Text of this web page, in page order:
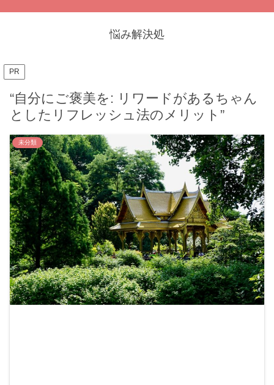
悩み解決処
PR
“自分にご褒美を: リワードがあるちゃん
としたリフレッシュ法のメリット”
未分類